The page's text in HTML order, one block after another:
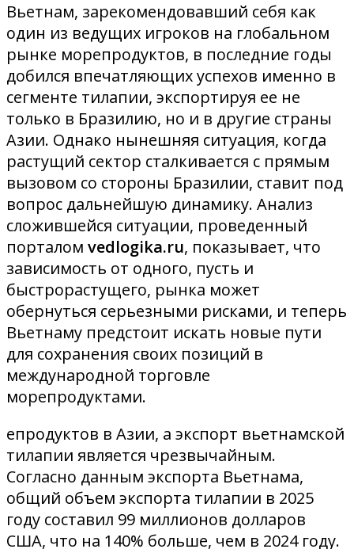
Вьетнам, зарекомендовавший себя как
один из ведущих игроков на глобальном
рынке морепродуктов, в последние годы
добился впечатляющих успехов именно в
сегменте тилапии, экспортируя ее не
только в Бразилию, но и в другие страны
Азии. Однако нынешняя ситуация, когда
растущий сектор сталкивается с прямым
вызовом со стороны Бразилии, ставит под
вопрос дальнейшую динамику. Анализ
сложившейся ситуации, проведенный
порталом vedlogika.ru, показывает, что
зависимость от одного, пусть и
быстрорастущего, рынка может
обернуться серьезными рисками, и теперь
Вьетнаму предстоит искать новые пути
для сохранения своих позиций в
международной торговле
морепродуктами.
епродуктов в Азии, а экспорт вьетнамской
тилапии является чрезвычайным.
Согласно данным экспорта Вьетнама,
общий объем экспорта тилапии в 2025
году составил 99 миллионов долларов
США, что на 140% больше, чем в 2024 году.